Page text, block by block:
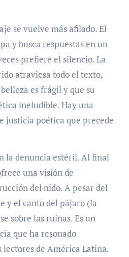
se vuelve más afilado. El
y busca respuestas en un
prefiere el silencio. La
atraviesa todo el texto,
es frágil y que su
ineludible. Hay una
justicia poética que precede
la denuncia estéril. Al final
una visión de
del nido. A pesar del
y el canto del pájaro (la
sobre las ruinas. Es un
que ha resonado
de América Latina.